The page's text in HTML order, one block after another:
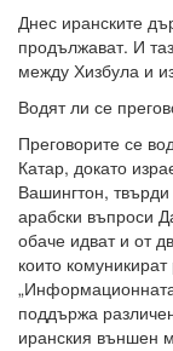
Днес иранските
продължават. И
между Хизбула и
Водят ли се
Преговорите се
Катар, докато
Вашингтон,
арабски въпроси
обаче идват и от
които
поддържа
иранския външен